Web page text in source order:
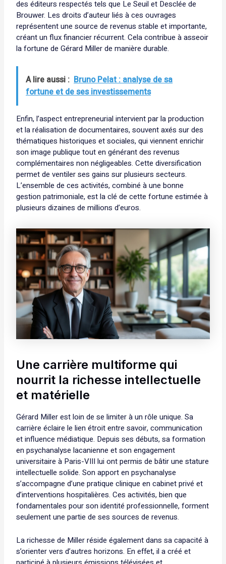
des éditeurs respectés tels que Le Seuil et Desclée de
Brouwer. Les droits d’auteur liés à ces ouvrages
représentent une source de revenus stable et importante,
créant un flux financier récurrent. Cela contribue à asseoir
la fortune de Gérard Miller de manière durable.
A lire aussi : Bruno Pelat : analyse de sa
fortune et de ses investissements
Enfin, l’aspect entrepreneurial intervient par la production
et la réalisation de documentaires, souvent axés sur des
thématiques historiques et sociales, qui viennent enrichir
son image publique tout en générant des revenus
complémentaires non négligeables. Cette diversification
permet de ventiler ses gains sur plusieurs secteurs.
L’ensemble de ces activités, combiné à une bonne
gestion patrimoniale, est la clé de cette fortune estimée à
plusieurs dizaines de millions d’euros.
Une carrière multiforme qui
nourrit la richesse intellectuelle
et matérielle
Gérard Miller est loin de se limiter à un rôle unique. Sa
carrière éclaire le lien étroit entre savoir, communication
et influence médiatique. Depuis ses débuts, sa formation
en psychanalyse lacanienne et son engagement
universitaire à Paris-VIII lui ont permis de bâtir une stature
intellectuelle solide. Son apport en psychanalyse
s’accompagne d’une pratique clinique en cabinet privé et
d’interventions hospitalières. Ces activités, bien que
fondamentales pour son identité professionnelle, forment
seulement une partie de ses sources de revenus.
La richesse de Miller réside également dans sa capacité à
s’orienter vers d’autres horizons. En effet, il a créé et